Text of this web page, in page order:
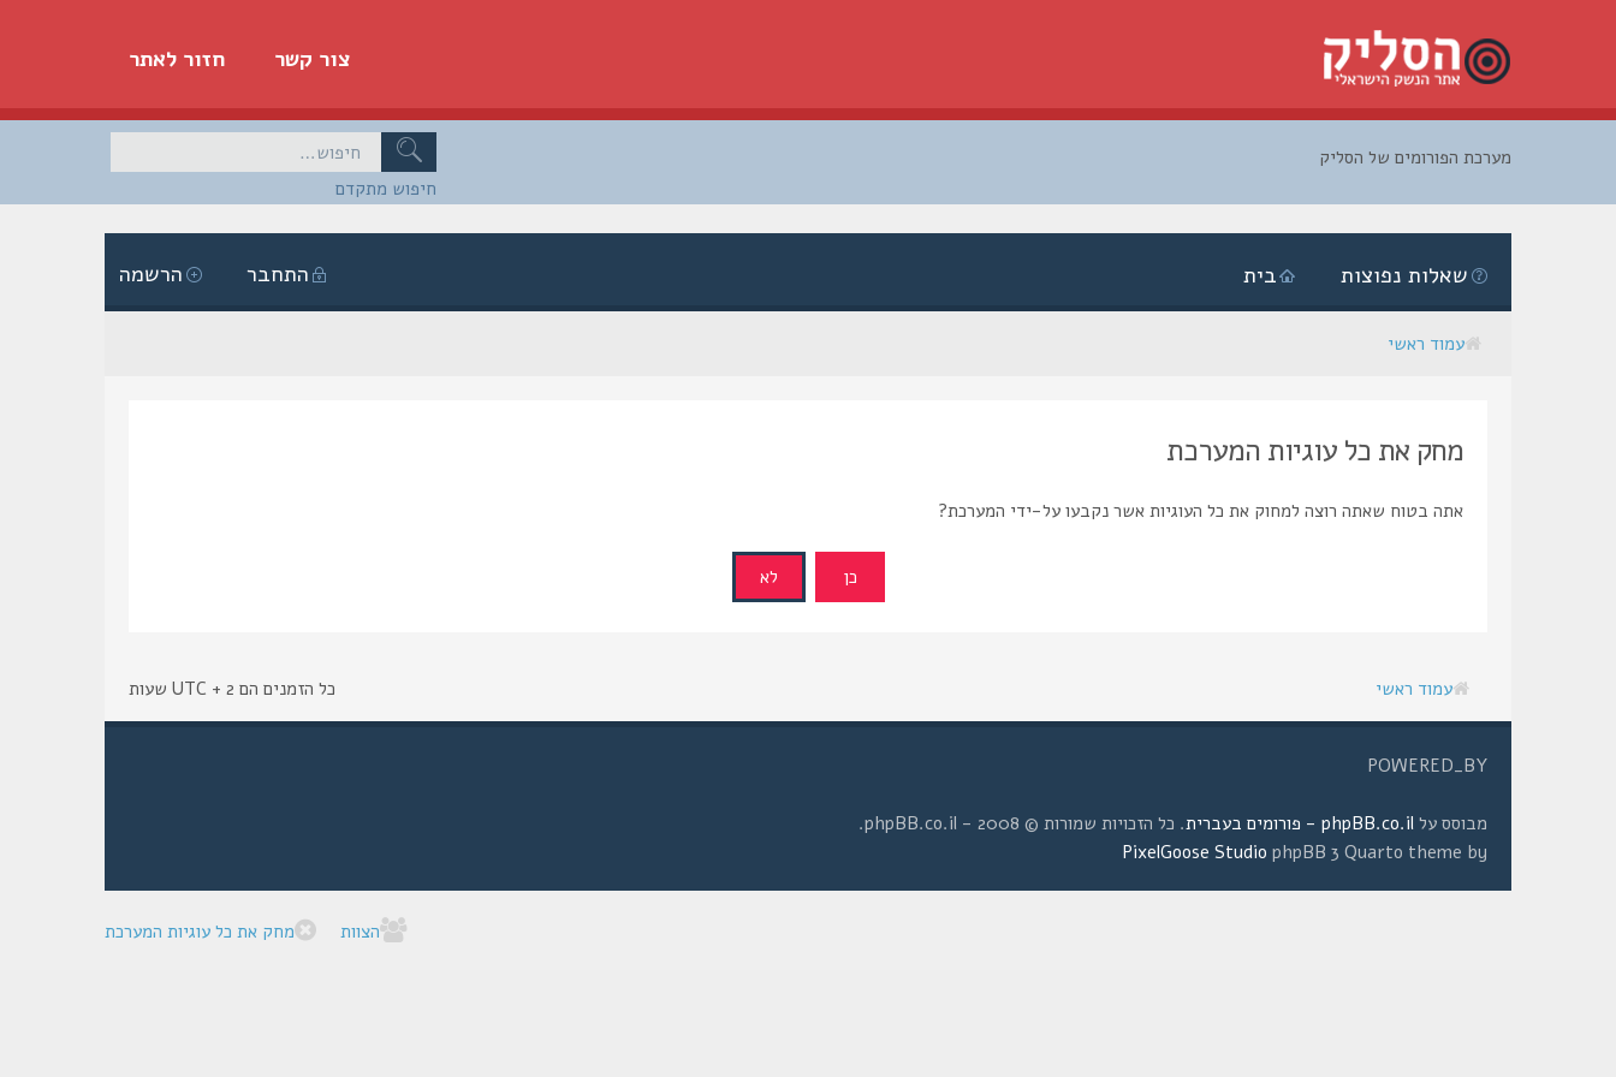
חזור לאתר צור קשר
חיפוש מתקדם
מערכת הפורומים של הסליק
הרשמה התחבר בית שאלות נפוצות
עמוד ראשי
מחק את כל עוגיות המערכת
אתה בטוח שאתה רוצה למחוק את כל העוגיות אשר נקבעו על-ידי המערכת?
עמוד ראשי כל הזמנים הם UTC + 2 שעות
POWERED_BY
מבוסס על phpBB.co.il - פורומים בעברית
. כל הזכויות שמורות © 2008 - phpBB.co.il.
phpBB 3 Quarto theme by
PixelGoose Studio
הצוות מחק את כל עוגיות המערכת